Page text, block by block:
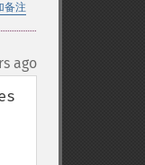
备注
ago